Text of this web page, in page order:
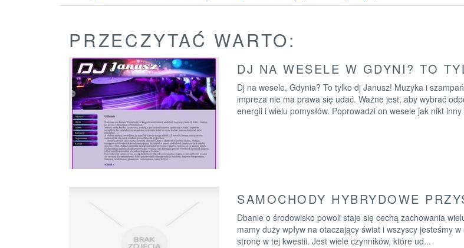
PRZECZYTAĆ WARTO:
DJ NA WESELE W GDYNI? TO
Dj na wesele, Gdynia? To tylko dj Janusz! Muzyka i
impreza nie ma prawa się udać. Ważne jest, aby wybrać
energii i wielu pomysłów. Poprowadzi on wesele jak nikt inny
SAMOCHODY HYBRYDOWE
Dbanie o środowisko powoli staje się cechą zachowania
mamy duży wpływ na otaczający świat i wszyscy jesteśmy
stronę w tej kwestii. Jest wiele czynników, które ud...